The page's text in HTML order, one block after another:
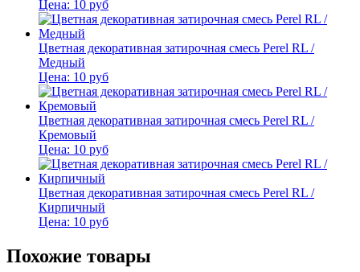
Цена: 10 руб
Цветная декоративная затирочная смесь Perel RL /
Медный
Цена: 10 руб
Цветная декоративная затирочная смесь Perel RL /
Кремовый
Цена: 10 руб
Цветная декоративная затирочная смесь Perel RL /
Кирпичный
Цена: 10 руб
Похожие товары